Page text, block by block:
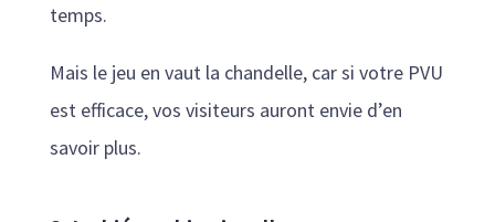
temps.
Mais le jeu en vaut la chandelle, car si votre PVU
est efficace, vos visiteurs auront envie d’en
savoir plus.